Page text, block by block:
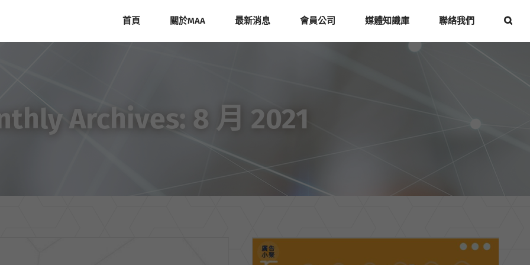
首頁 關於MAA 最新消息 會員公司 媒體知識庫 聯絡我們
Archives: 8 月 2021